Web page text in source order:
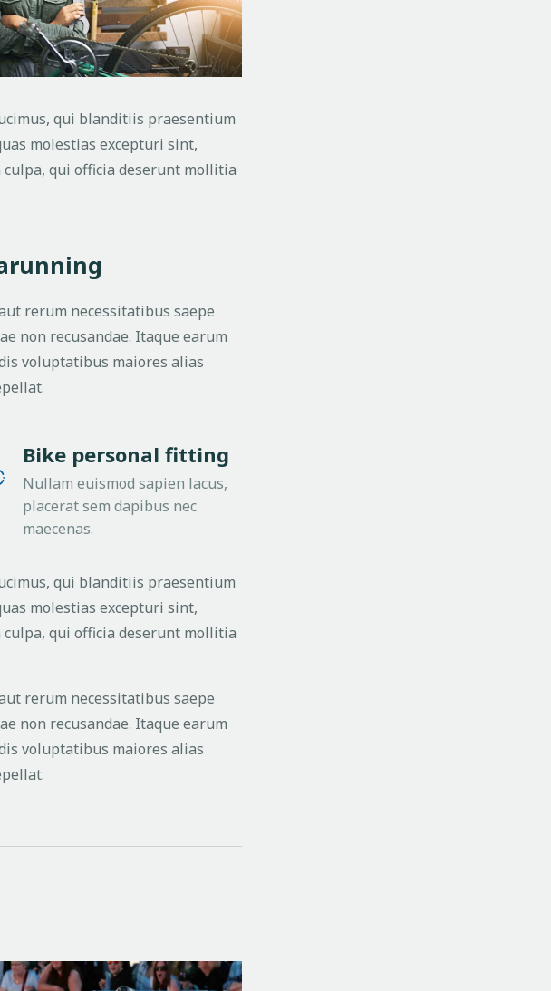
qui blanditiis praesentium
molestias excepturi sint,
qui officia deserunt mollitia
rerum necessitatibus saepe
non recusandae. Itaque earum
voluptatibus maiores alias
Bike personal fitting
Nullam euismod sapien lacus,
placerat sem dapibus nec
maecenas.
qui blanditiis praesentium
molestias excepturi sint,
qui officia deserunt mollitia
rerum necessitatibus saepe
non recusandae. Itaque earum
voluptatibus maiores alias